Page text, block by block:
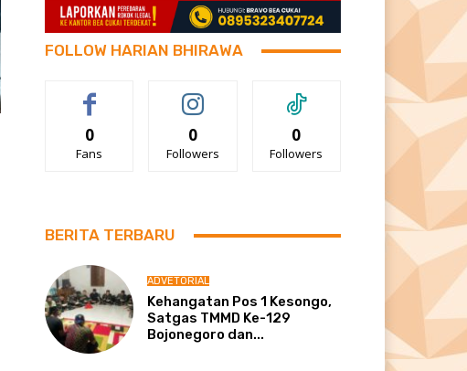
FOLLOW HARIAN BHIRAWA
0
Fans
0
Followers
0
Followers
BERITA TERBARU
ADVETORIAL
Kehangatan Pos 1 Kesongo,
Satgas TMMD Ke-129
Bojonegoro dan...